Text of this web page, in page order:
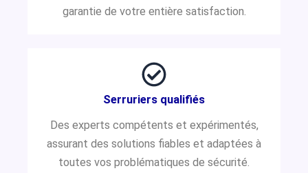
garantie de votre entière satisfaction.
Serruriers qualifiés
Des experts compétents et expérimentés,
assurant des solutions fiables et adaptées à
toutes vos problématiques de sécurité.